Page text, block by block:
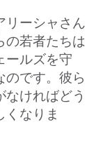
リーシャさん
の若者たちは
ールズを守
のです。彼ら
ければどう
くなりま